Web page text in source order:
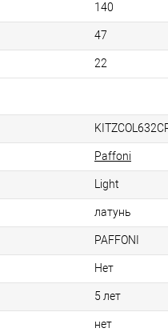
140
47
22
Paffoni
Light
латунь
PAFFONI
Нет
5 лет
нет